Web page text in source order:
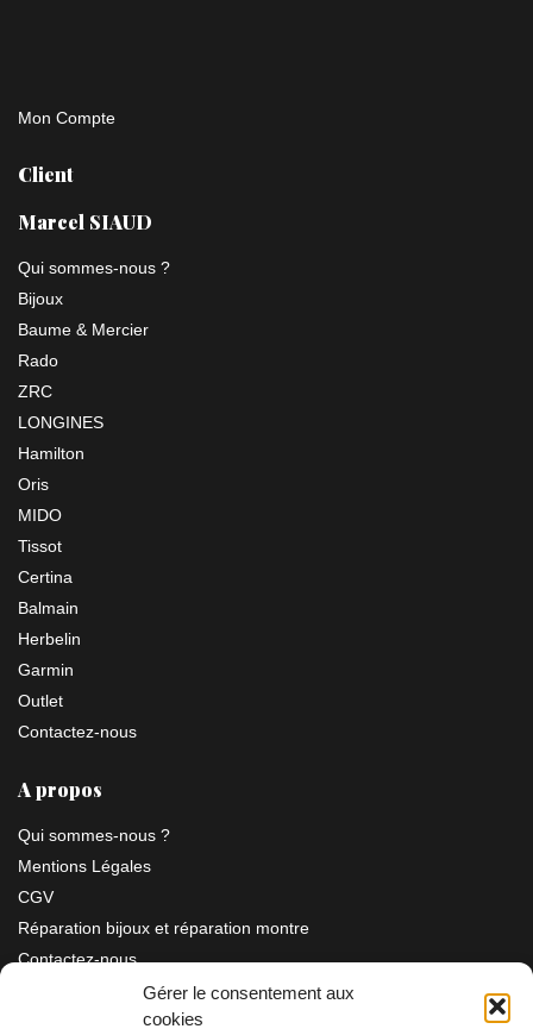
Gérer le consentement aux
cookies
Mon Compte
Client
Marcel SIAUD
Qui sommes-nous ?
Bijoux
Baume & Mercier
Rado
ZRC
LONGINES
Hamilton
Oris
MIDO
Tissot
Certina
Balmain
Herbelin
Garmin
Outlet
Contactez-nous
A propos
Qui sommes-nous ?
Mentions Légales
CGV
Réparation bijoux et réparation montre
Contactez-nous